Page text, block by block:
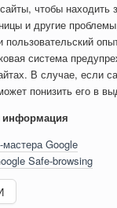
чтобы находить
и другие
пользовательский
система
В случае, если
понизить его в
информация
Google
Safe-browsing